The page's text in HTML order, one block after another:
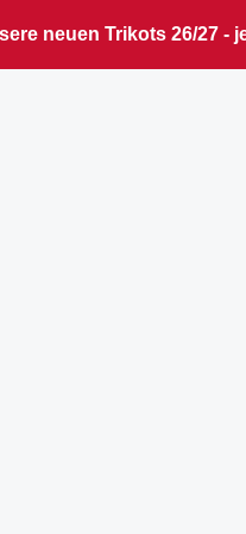
neuen Trikots 26/27 -